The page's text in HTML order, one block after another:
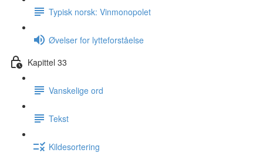
Typisk norsk: Vinmonopolet
Øvelser for lytteforståelse
Kapittel 33
Vanskelige ord
Tekst
Kildesortering